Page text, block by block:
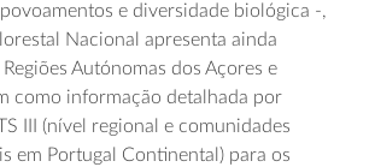
e diversidade biológica -,
Nacional apresenta ainda
Autónomas dos Açores e
como informação detalhada por
III (nível regional e comunidades
em Portugal Continental) para os